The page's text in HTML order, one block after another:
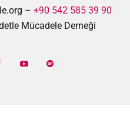
– +90 542 585 39 90
Mücadele Derneği